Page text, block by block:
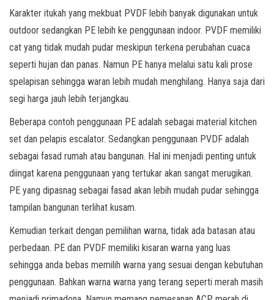
Karakter itukah yang mekbuat PVDF lebih banyak digunakan untuk
outdoor sedangkan PE lebih ke penggunaan indoor. PVDF memiliki
cat yang tidak mudah pudar meskipun terkena perubahan cuaca
seperti hujan dan panas. Namun PE hanya melalui satu kali prose
spelapisan sehingga waran lebih mudah menghilang. Hanya saja dari
segi harga jauh lebih terjangkau.
Beberapa contoh penggunaan PE adalah sebagai material kitchen
set dan pelapis escalator. Sedangkan penggunaan PVDF adalah
sebagai fasad rumah atau bangunan. Hal ini menjadi penting untuk
diingat karena penggunaan yang tertukar akan sangat merugikan.
PE yang dipasnag sebagai fasad akan lebih mudah pudar sehingga
tampilan bangunan terlihat kusam.
Kemudian terkait dengan pemilihan warna, tidak ada batasan atau
perbedaan. PE dan PVDF memiliki kisaran warna yang luas
sehingga anda bebas memilih warna yang sesuai dengan kebutuhan
penggunaan. Bahkan warna warna yang terang seperti merah masih